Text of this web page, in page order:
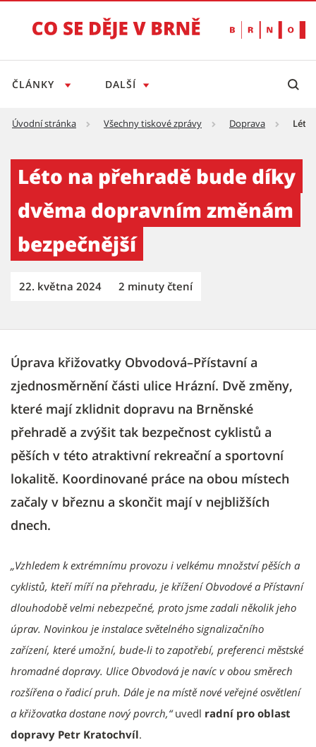
ČLÁNKY DALŠÍ
Úvodní stránka Všechny tiskové zprávy Doprava Léto
Léto na přehradě bude díky
dvěma dopravním změnám
bezpečnější
22. května 2024 2 minuty čtení
Úprava křižovatky Obvodová–Přístavní a
zjednosměrnění části ulice Hrázní. Dvě změny,
které mají zklidnit dopravu na Brněnské
přehradě a zvýšit tak bezpečnost cyklistů a
pěších v této atraktivní rekreační a sportovní
lokalitě. Koordinované práce na obou místech
začaly v březnu a skončit mají v nejbližších
dnech.
„Vzhledem k extrémnímu provozu i velkému množství pěších a
cyklistů, kteří míří na přehradu, je křížení Obvodové a Přístavní
dlouhodobě velmi nebezpečné, proto jsme zadali několik jeho
úprav. Novinkou je instalace světelného signalizačního
zařízení, které umožní, bude-li to zapotřebí, preferenci městské
hromadné dopravy. Ulice Obvodová je navíc v obou směrech
rozšířena o řadicí pruh. Dále je na místě nové veřejné osvětlení
a křižovatka dostane nový povrch,“uvedl radní pro oblast
dopravy Petr Kratochvíl.